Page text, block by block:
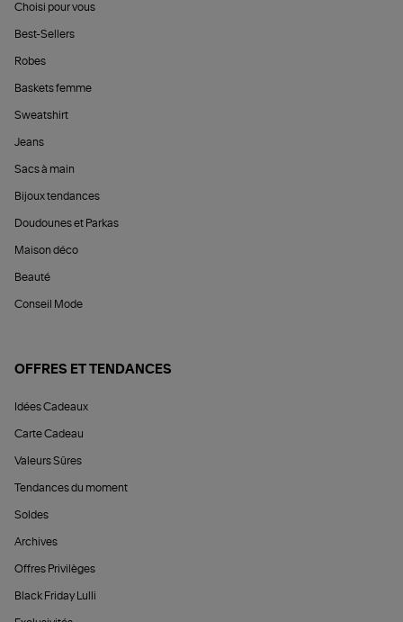
Choisi pour vous
Best-Sellers
Robes
Baskets femme
Sweatshirt
Jeans
Sacs à main
Bijoux tendances
Doudounes et Parkas
Maison déco
Beauté
Conseil Mode
OFFRES ET TENDANCES
Idées Cadeaux
Carte Cadeau
Valeurs Sûres
Tendances du moment
Soldes
Archives
Offres Privilèges
Black Friday Lulli